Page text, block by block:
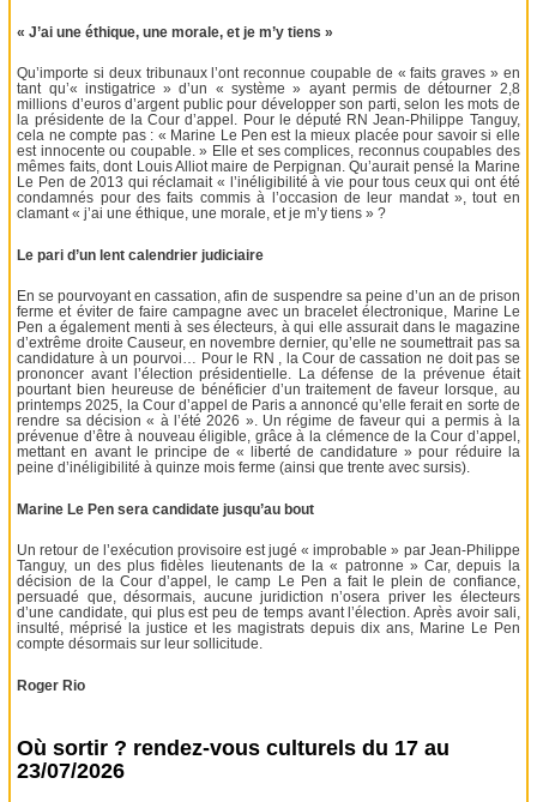
« J’ai une éthique, une morale, et je m’y tiens »
Qu’importe si deux tribunaux l’ont reconnue coupable de « faits graves » en
tant qu’« instigatrice » d’un « système » ayant permis de détourner 2,8
millions d’euros d’argent public pour développer son parti, selon les mots de
la présidente de la Cour d’appel. Pour le député RN Jean-Philippe Tanguy,
cela ne compte pas : « Marine Le Pen est la mieux placée pour savoir si elle
est innocente ou coupable. » Elle et ses complices, reconnus coupables des
mêmes faits, dont Louis Alliot maire de Perpignan. Qu’aurait pensé la Marine
Le Pen de 2013 qui réclamait « l’inéligibilité à vie pour tous ceux qui ont été
condamnés pour des faits commis à l’occasion de leur mandat », tout en
clamant « j’ai une éthique, une morale, et je m’y tiens » ?
Le pari d’un lent calendrier judiciaire
En se pourvoyant en cassation, afin de suspendre sa peine d’un an de prison
ferme et éviter de faire campagne avec un bracelet électronique, Marine Le
Pen a également menti à ses électeurs, à qui elle assurait dans le magazine
d’extrême droite Causeur, en novembre dernier, qu’elle ne soumettrait pas sa
candidature à un pourvoi… Pour le RN , la Cour de cassation ne doit pas se
prononcer avant l’élection présidentielle. La défense de la prévenue était
pourtant bien heureuse de bénéficier d’un traitement de faveur lorsque, au
printemps 2025, la Cour d’appel de Paris a annoncé qu’elle ferait en sorte de
rendre sa décision « à l’été 2026 ». Un régime de faveur qui a permis à la
prévenue d’être à nouveau éligible, grâce à la clémence de la Cour d’appel,
mettant en avant le principe de « liberté de candidature » pour réduire la
peine d’inéligibilité à quinze mois ferme (ainsi que trente avec sursis).
Marine Le Pen sera candidate jusqu’au bout
Un retour de l’exécution provisoire est jugé « improbable » par Jean-Philippe
Tanguy, un des plus fidèles lieutenants de la « patronne » Car, depuis la
décision de la Cour d’appel, le camp Le Pen a fait le plein de confiance,
persuadé que, désormais, aucune juridiction n’osera priver les électeurs
d’une candidate, qui plus est peu de temps avant l’élection. Après avoir sali,
insulté, méprisé la justice et les magistrats depuis dix ans, Marine Le Pen
compte désormais sur leur sollicitude.
Roger Rio
Où sortir ? rendez-vous culturels du 17 au
23/07/2026